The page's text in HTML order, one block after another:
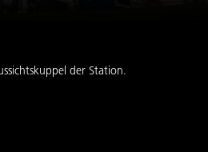
der Station.